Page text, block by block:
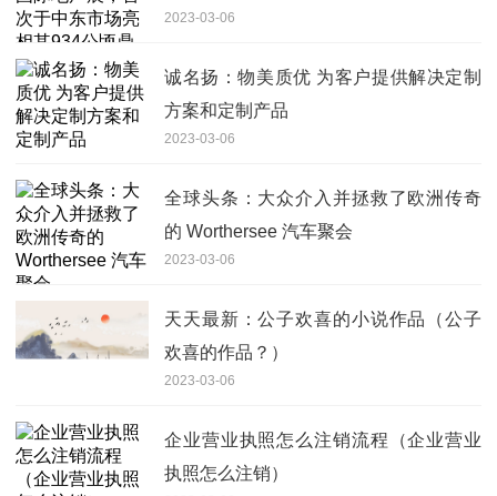
湾
2023-03-06
诚名扬：物美质优 为客户提供解决定制
方案和定制产品
2023-03-06
全球头条：大众介入并拯救了欧洲传奇
的 Worthersee 汽车聚会
2023-03-06
天天最新：公子欢喜的小说作品（公子
欢喜的作品？）
2023-03-06
企业营业执照怎么注销流程（企业营业
执照怎么注销）